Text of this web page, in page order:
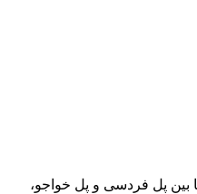
بین پل فردسی و پل خواجو،